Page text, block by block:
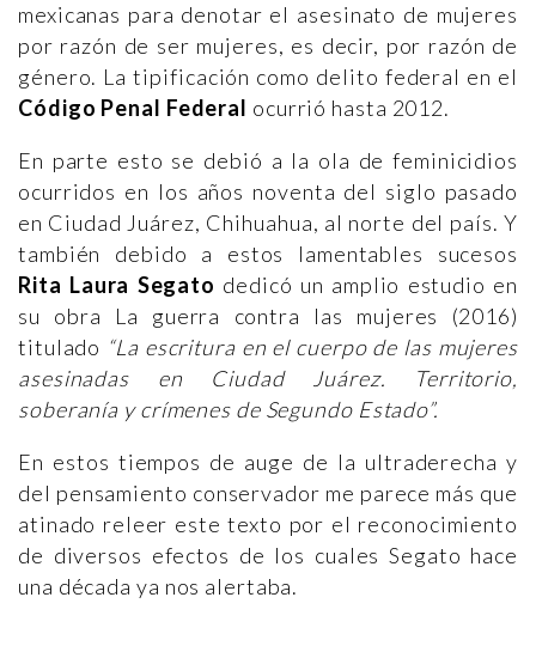
mexicanas para denotar el asesinato de mujeres
por razón de ser mujeres, es decir, por razón de
género. La tipificación como delito federal en el
Código Penal Federal ocurrió hasta 2012.
En parte esto se debió a la ola de feminicidios
ocurridos en los años noventa del siglo pasado
en Ciudad Juárez, Chihuahua, al norte del país. Y
también debido a estos lamentables sucesos
Rita Laura Segato dedicó un amplio estudio en
su obra La guerra contra las mujeres (2016)
titulado “La escritura en el cuerpo de las mujeres
asesinadas en Ciudad Juárez. Territorio,
soberanía y crímenes de Segundo Estado”.
En estos tiempos de auge de la ultraderecha y
del pensamiento conservador me parece más que
atinado releer este texto por el reconocimiento
de diversos efectos de los cuales Segato hace
una década ya nos alertaba.